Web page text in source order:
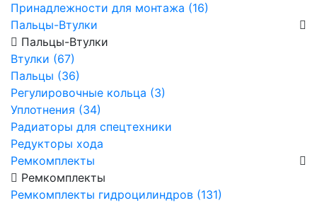
Принадлежности для монтажа (16)
Пальцы-Втулки
Пальцы-Втулки
Втулки (67)
Пальцы (36)
Регулировочные кольца (3)
Уплотнения (34)
Радиаторы для спецтехники
Редукторы хода
Ремкомплекты
Ремкомплекты
Ремкомплекты гидроцилиндров (131)